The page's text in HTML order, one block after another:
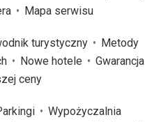
Mapa serwisu
turystyczny
Metody
Nowe hotele
Gwarancja
ceny
Wypożyczalnia